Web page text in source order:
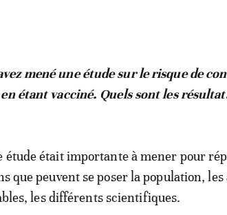
mené une étude sur le risque de
étant vacciné. Quels sont les
étude était importante à mener pour
que peuvent se poser la population,
les différents scientifiques.